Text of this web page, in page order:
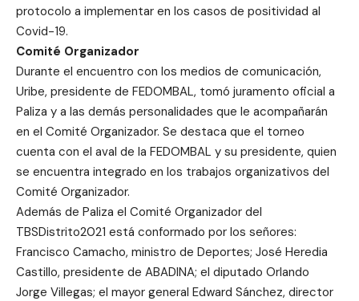
protocolo a implementar en los casos de positividad al
Covid-19.
Comité Organizador
Durante el encuentro con los medios de comunicación,
Uribe, presidente de FEDOMBAL, tomó juramento oficial a
Paliza y a las demás personalidades que le acompañarán
en el Comité Organizador. Se destaca que el torneo
cuenta con el aval de la FEDOMBAL y su presidente, quien
se encuentra integrado en los trabajos organizativos del
Comité Organizador.
Además de Paliza el Comité Organizador del
TBSDistrito2021 está conformado por los señores:
Francisco Camacho, ministro de Deportes; José Heredia
Castillo, presidente de ABADINA; el diputado Orlando
Jorge Villegas; el mayor general Edward Sánchez, director